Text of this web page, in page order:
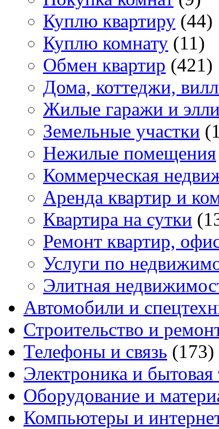
Куплю квартиру (44)
Куплю комнату (11)
Обмен квартир (421)
Дома, коттеджи,
Жилые гаражи и
Земельные участки
Нежилые помещения
Коммерческая
Аренда квартир и
Квартира на сутки
Ремонт квартир,
Услуги по
Элитная
Автомобили и
Строительство и
Телефоны и связь (173)
Электроника и бытовая
Оборудование и
Компьютеры и